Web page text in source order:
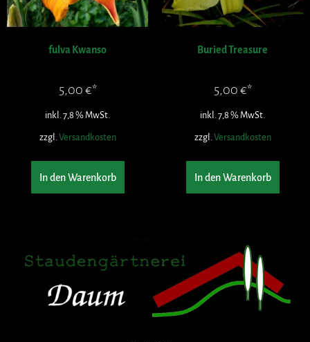
fulva Kwanso
5,00 €
inkl. 7,8 % MwSt.
zzgl.Versandkosten
In den Warenkorb
Buried Treasure
5,00 €
inkl. 7,8 % MwSt.
zzgl.Versandkosten
In den Warenkorb